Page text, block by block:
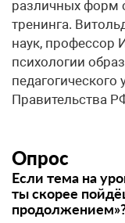
Опрос
Если тема на
ты скорее